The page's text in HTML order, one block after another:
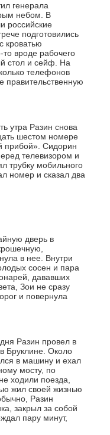
генерала
небом. В
российские
подготовились
кроватью
вроде рабочего
стол и сейф. На
телефонов
правительственную
утра Разин снова
шестом номере
прибой». Сидорин
телевизором и
трубку мобильного
номер и сказал два
дверь в
в нее. Внутри
сосен и пара
дававших
Зои не сразу
и повернула
Разин провел в
Бруклине. Около
в машину и ехал
мосту, по
ходили поезда,
жил своей жизнью
Разин
закрыл за собой
пару минут,